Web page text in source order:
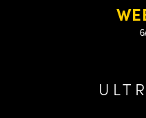
1030nm Highly-
group delay dispersion
폭시키는 대표적인